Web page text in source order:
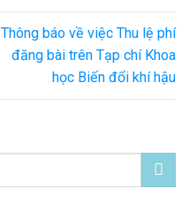
Thông báo về việc Thu lệ phí
đăng bài trên Tạp chí Khoa
học Biến đổi khí hậu